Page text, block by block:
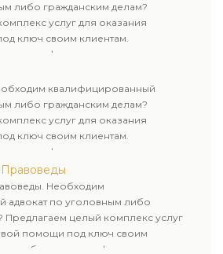
либо гражданским делам?
услуг для оказания
ключ своим клиентам.
физических и юридических
подход к каждому клиенту.
квалифицированный
либо гражданским делам?
услуг для оказания
ключ своим клиентам.
физических и юридических
подход к каждому клиенту.
Правоведы
Необходим
адвокат по уголовным либо
Предлагаем целый комплекс услуг
помощи под ключ своим
обслуживание физических и